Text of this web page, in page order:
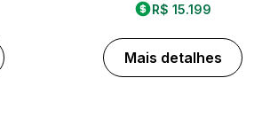
R$ 15.199
Mais detalhes